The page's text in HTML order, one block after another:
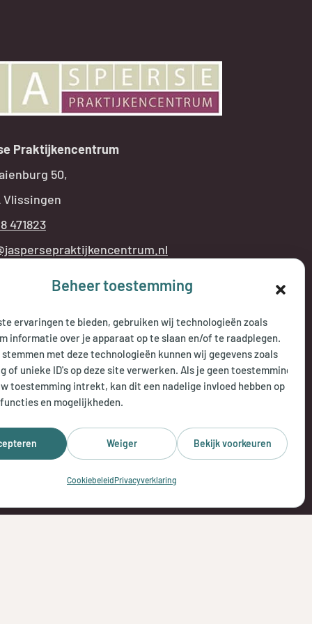
Beheer toestemming
ervaringen te bieden, gebruiken wij technologieën zoals
informatie over je apparaat op te slaan en/of te raadplegen.
met deze technologieën kunnen wij gegevens zoals
of unieke ID's op deze site verwerken. Als je geen toestemming
toestemming intrekt, kan dit een nadelige invloed hebben op
en mogelijkheden.
Weiger Bekijk voorkeuren
CookiebeleidPrivacyverklaring
Praktijkencentrum
50,
Vlissingen
471823
8.00 uur tot 18.00 uur
tot 17.00 uur
bereikbaar: